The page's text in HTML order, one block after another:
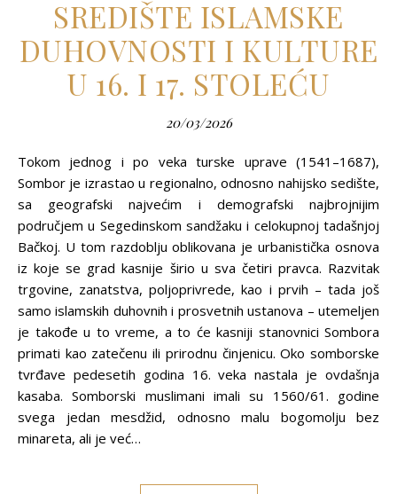
SREDIŠTE ISLAMSKE
DUHOVNOSTI I KULTURE
U 16. I 17. STOLEĆU
20/03/2026
Tokom jednog i po veka turske uprave (1541–1687),
Sombor je izrastao u regionalno, odnosno nahijsko sedište,
sa geografski najvećim i demografski najbrojnijim
područjem u Segedinskom sandžaku i celokupnoj tadašnjoj
Bačkoj. U tom razdoblju oblikovana je urbanistička osnova
iz koje se grad kasnije širio u sva četiri pravca. Razvitak
trgovine, zanatstva, polјoprivrede, kao i prvih – tada još
samo islamskih duhovnih i prosvetnih ustanova – utemelјen
je takođe u to vreme, a to će kasniji stanovnici Sombora
primati kao zatečenu ili prirodnu činjenicu. Oko somborske
tvrđave pedesetih godina 16. veka nastala je ovdašnja
kasaba. Somborski muslimani imali su 1560/61. godine
svega jedan mesdžid, odnosno malu bogomolјu bez
minareta, ali je već…